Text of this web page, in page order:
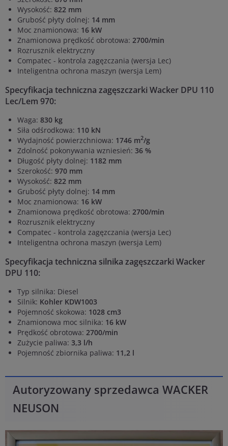
Wysokość: 822 mm
Grubość płyty dolnej: 14 mm
Moc znamionowa: 16 kW
Znamionowa prędkość obrotowa: 2700/min
Rozrusznik elektryczny
Compatec - kontrola zagęzczania (wersja Lec)
Inteligentna ochrona maszyn (wersja Lem)
Specyfikacja techniczna zagęszczarki Wacker DPU 110
Lec/Lem 970:
Waga: 830 kg
Siła odśrodkowa: 110 kN
Wydajność powierzchniowa: 1746 m2/g
Zdolność pokonywania wzniesień: 36 %
Długość płyty dolnej: 1182 mm
Szerokość: 970 mm
Wysokość: 822 mm
Grubość płyty dolnej: 14 mm
Moc znamionowa: 16 kW
Znamionowa prędkość obrotowa: 2700/min
Rozrusznik elektryczny
Compatec - kontrola zagęzczania (wersja Lec)
Inteligentna ochrona maszyn (wersja Lem)
Specyfikacja techniczna silnika zagęszczarki Wacker
DPU 110:
Typ silnika: Diesel
Silnik: Kohler KDW1003
Pojemność skokowa: 1028 cm3
Znamionowa moc silnika: 16 kW
Prędkość obrotowa: 2700/min
Zużycie paliwa: 3,3 l/h
Pojemność zbiornika paliwa: 11,2 l
Autoryzowany sprzedawca WACKER
NEUSON